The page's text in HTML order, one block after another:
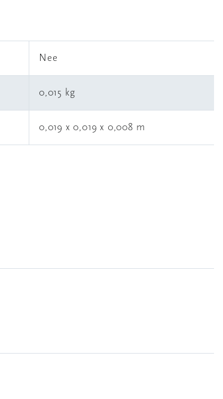
Nee
0,015 kg
0,019 x 0,019 x 0,008 m